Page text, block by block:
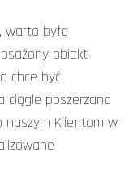
warto było
obiekt.
chce być
ciągle poszerzana
naszym Klientom w